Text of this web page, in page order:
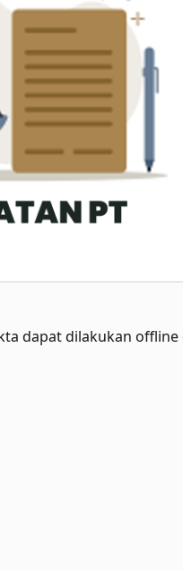
dapat dilakukan